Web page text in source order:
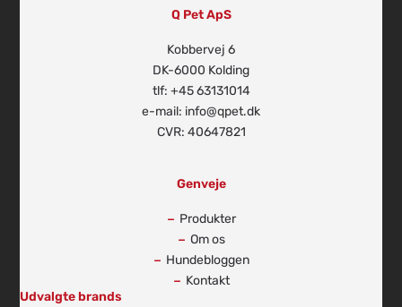
Q Pet ApS
Kobbervej 6
DK-6000 Kolding
tlf: +45 63131014
e-mail: info@qpet.dk
CVR: 40647821
Genveje
Produkter
Om os
Hundebloggen
Kontakt
Udvalgte brands